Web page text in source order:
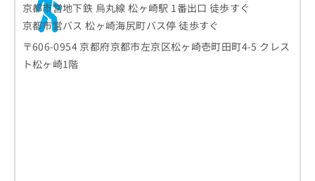
京都市営地下鉄 烏丸線 松ヶ崎駅 1番出口 徒歩すぐ
京都市営バス 松ヶ崎海尻町バス停 徒歩すぐ
〒606-0954 京都府京都市左京区松ヶ崎壱町田町4-5 クレス
ト松ヶ崎1階